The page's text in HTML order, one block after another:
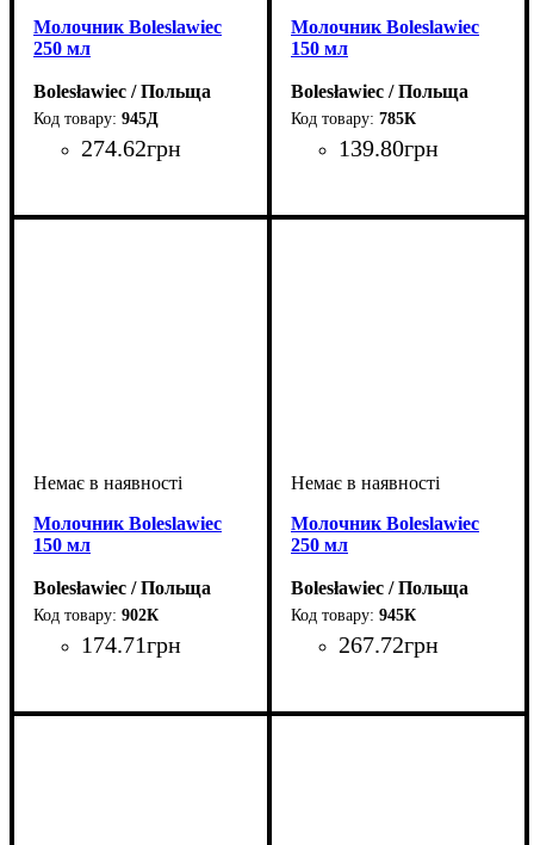
Молочник Boleslawiec
250 мл
Bolesławiec / Польща
945Д
274.62грн
Молочник Boleslawiec
150 мл
Bolesławiec / Польща
785К
139.80грн
Молочник Boleslawiec
150 мл
Bolesławiec / Польща
902К
174.71грн
Молочник Boleslawiec
250 мл
Bolesławiec / Польща
945К
267.72грн